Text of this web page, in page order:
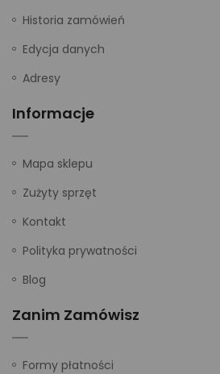
Historia zamówień
Edycja danych
Adresy
Informacje
Mapa sklepu
Zużyty sprzęt
Kontakt
Polityka prywatności
Blog
Zanim Zamówisz
Formy płatności